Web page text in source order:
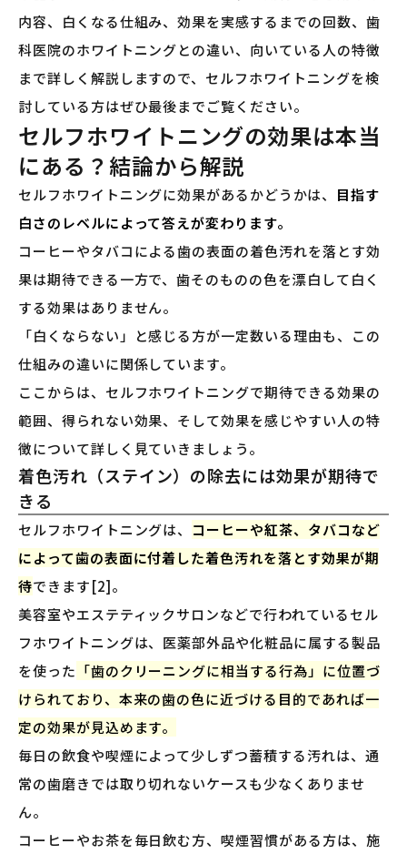
内容、白くなる仕組み、効果を実感するまでの回数、歯
科医院のホワイトニングとの違い、向いている人の特徴
まで詳しく解説しますので、セルフホワイトニングを検
討している方はぜひ最後までご覧ください。
セルフホワイトニングの効果は本当
にある？結論から解説
セルフホワイトニングに効果があるかどうかは、
目指す
白さのレベルによって答えが変わります。
コーヒーやタバコによる歯の表面の着色汚れを落とす効
果は期待できる一方で、歯そのものの色を漂白して白く
する効果はありません。
「白くならない」と感じる方が一定数いる理由も、この
仕組みの違いに関係しています。
ここからは、セルフホワイトニングで期待できる効果の
範囲、得られない効果、そして効果を感じやすい人の特
徴について詳しく見ていきましょう。
着色汚れ（ステイン）の除去には効果が期待で
きる
セルフホワイトニングは、 コーヒーや紅茶、タバコなど
によって歯の表面に付着した着色汚れを落とす効果が期
待できます[2]。
美容室やエステティックサロンなどで行われているセル
フホワイトニングは、医薬部外品や化粧品に属する製品
を使った 「歯のクリーニングに相当する行為」に位置づ
けられており、本来の歯の色に近づける目的であれば一
定の効果が見込めます。
毎日の飲食や喫煙によって少しずつ蓄積する汚れは、通
常の歯磨きでは取り切れないケースも少なくありませ
ん。
コーヒーやお茶を毎日飲む方、喫煙習慣がある方は、施